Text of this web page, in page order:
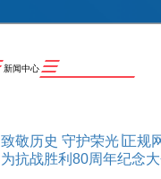
新闻中心
致敬历史 守护荣光∣正规
为抗战胜利80周年纪念